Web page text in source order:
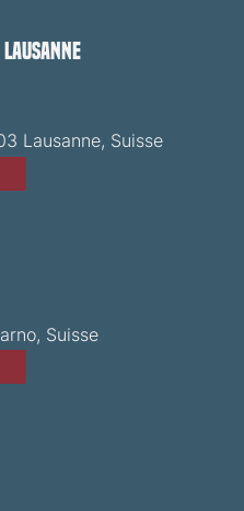
Lausanne, Suisse
Suisse